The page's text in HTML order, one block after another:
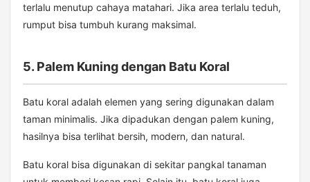
terlalu menutup cahaya matahari. Jika area terlalu teduh,
rumput bisa tumbuh kurang maksimal.
5. Palem Kuning dengan Batu Koral
Batu koral adalah elemen yang sering digunakan dalam
taman minimalis. Jika dipadukan dengan palem kuning,
hasilnya bisa terlihat bersih, modern, dan natural.
Batu koral bisa digunakan di sekitar pangkal tanaman